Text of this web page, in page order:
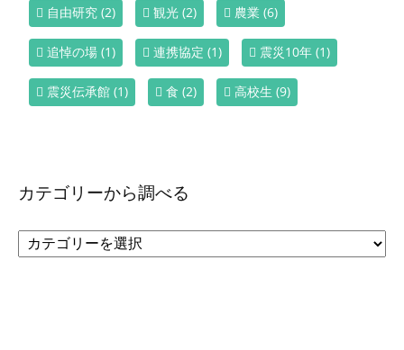
自由研究 (2) 観光 (2) 農業 (6)
追悼の場 (1) 連携協定 (1) 震災10年 (1)
震災伝承館 (1) 食 (2) 高校生 (9)
カテゴリーから調べる
カ
テ